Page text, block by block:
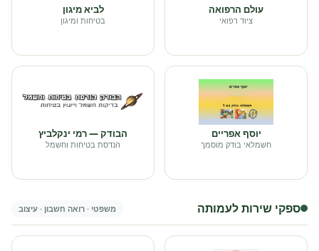
עולם הרפואה
ציוד רפואי
לביא מיגון
בטיחות ומיגון
יוסף אפריים
חשמלאי בודק מוסמך
הבודק — רמי ינקלביץ
הנדסת בטיחות וחשמל
ספקי שירות לעמותה משפטי · רואה חשבון · עיצוב